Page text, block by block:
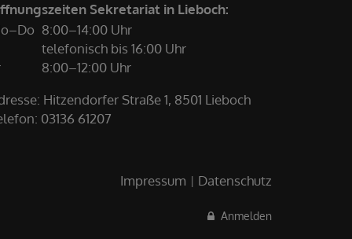
Sekretariat in Lieboch:
8:00–14:00 Uhr
telefonisch bis 16:00 Uhr
8:00–12:00 Uhr
Hitzendorfer Straße 1, 8501 Lieboch
03136 61207
Impressum Datenschutz
Anmelden